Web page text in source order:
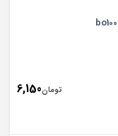
تومان6,150